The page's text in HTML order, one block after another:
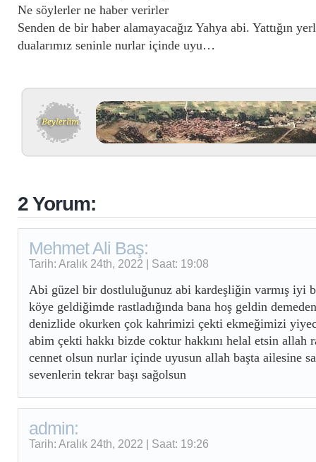
Ne söylerler ne haber
Senden de bir haber alamayacağız Yahya abi. Yattığın
dualarımız seninle nurlar içinde uyu…
2 Yorum:
Mehmet Ali Baş:
Tarih: Aralık 24th, 2022 | Saat: 19:08
Abi güzel bir dostluluğunuz abi kardeşliğin varmış iyi
köye geldiğimde rastladığında bana hoş geldin
denizlide okurken çok kahrimizi çekti ekmeğimizi
abim çekti hakkı bizde coktur hakkını helal etsin allah
cennet olsun nurlar içinde uyusun allah başta ailesine
sevenlerin tekrar başı sağolsun
admin:
Tarih: Aralık 24th, 2022 | Saat: 19:26